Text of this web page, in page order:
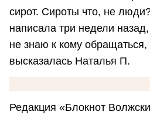
сирот. Сироты что, не
написала три недели
не знаю к кому обращаться,
высказалась Наталья П.
Редакция «Блокнот